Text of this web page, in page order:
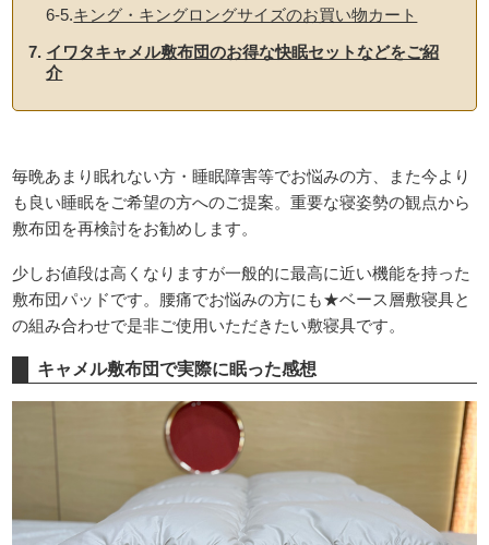
6-5.キング・キングロングサイズのお買い物カート
イワタキャメル敷布団のお得な快眠セットなどをご紹
介
毎晩あまり眠れない方・睡眠障害等でお悩みの方、また今より
も良い睡眠をご希望の方へのご提案。重要な寝姿勢の観点から
敷布団を再検討をお勧めします。
少しお値段は高くなりますが一般的に最高に近い機能を持った
敷布団パッドです。腰痛でお悩みの方にも★ベース層敷寝具と
の組み合わせで是非ご使用いただきたい敷寝具です。
キャメル敷布団で実際に眠った感想